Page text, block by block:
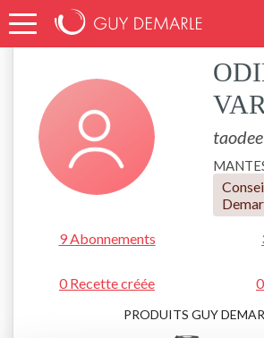
Accueil taodee
taodee
9 Abonnements
0 Recette créée
PRODUITS GUY